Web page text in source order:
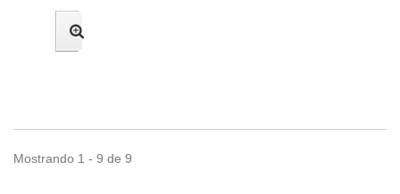
Mostrando 1 - 9 de 9